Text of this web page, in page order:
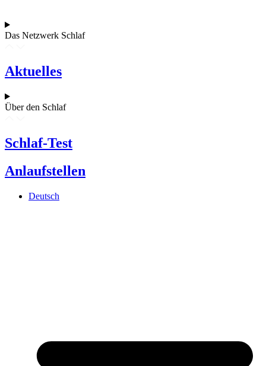
Das Netzwerk Schlaf
Aktuelles
Über den Schlaf
Schlaf-Test
Anlaufstellen
Deutsch